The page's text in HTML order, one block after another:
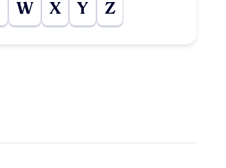
W X Y Z